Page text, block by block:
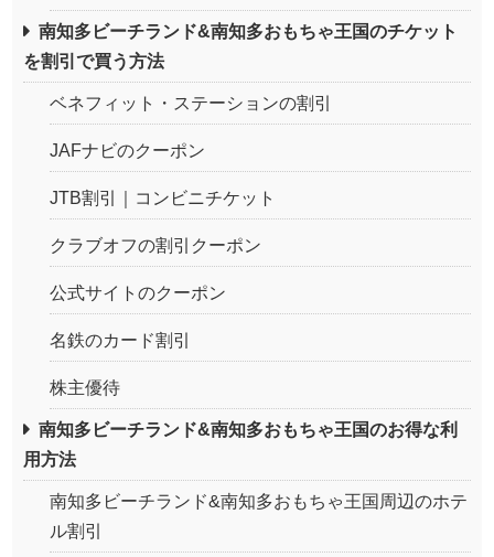
南知多ビーチランド&南知多おもちゃ王国のチケット
を割引で買う方法
ベネフィット・ステーションの割引
JAFナビのクーポン
JTB割引｜コンビニチケット
クラブオフの割引クーポン
公式サイトのクーポン
名鉄のカード割引
株主優待
南知多ビーチランド&南知多おもちゃ王国のお得な利
用方法
南知多ビーチランド&南知多おもちゃ王国周辺のホテ
ル割引